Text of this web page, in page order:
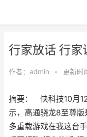
行家放话 行家
作者： admin • 更新时
摘要： 快科技10月
示，高通骁龙8至尊
多重载游戏在我这台